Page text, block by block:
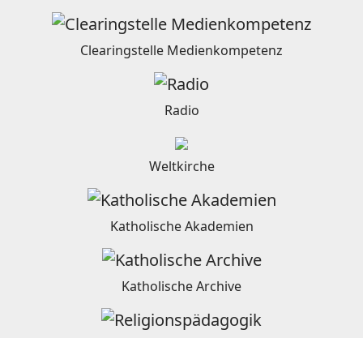
Clearingstelle Medienkompetenz
Radio
Weltkirche
Katholische Akademien
Katholische Archive